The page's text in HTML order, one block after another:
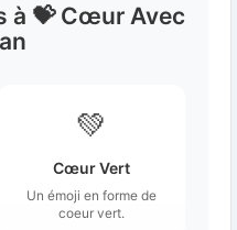
à 💝 Cœur Avec
💚
Cœur Vert
Un émoji en forme de
coeur vert.